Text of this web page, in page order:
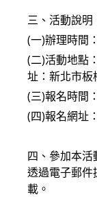
三、活動說明
(一)辦理時間
(二)活動地點
址：新北市板
(三)報名時間
(四)報名網址：
四、參加本活
透過電子郵件
載。